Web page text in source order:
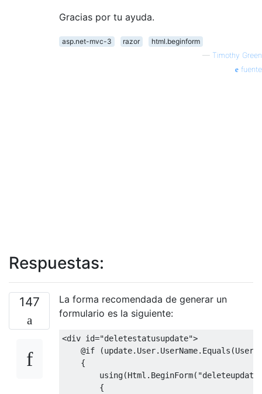
Gracias por tu ayuda.
asp.net-mvc-3 razor
html.beginform
— Timothy Green
fuente
Respuestas:
147
La forma recomendada de generar un
formulario es la siguiente:
<div id="deletestatusupdate">
@if
(update. User. UserName. Equals (User
{
        using
(Html . BeginForm(
{